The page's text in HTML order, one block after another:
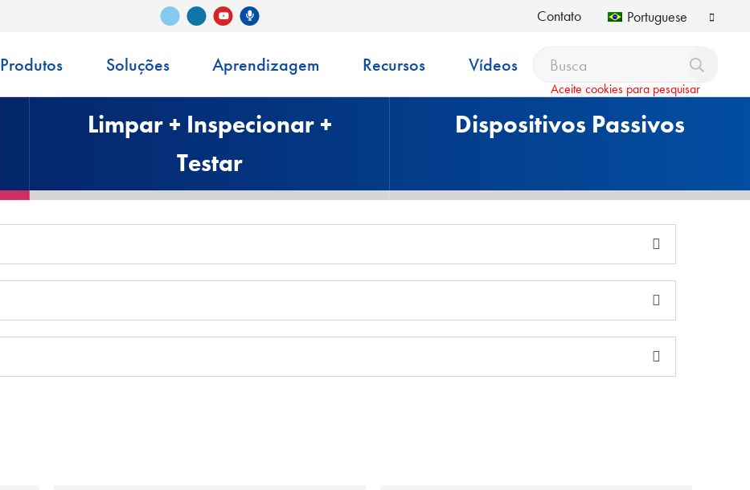
Vimeo LinkedInYouTubePodcast Senko Contato Portuguese
Produtos Soluções Aprendizagem Recursos Vídeos
Aceite cookies para pesquisar
Limpar + Inspecionar +
Testar
Dispositivos Passivos